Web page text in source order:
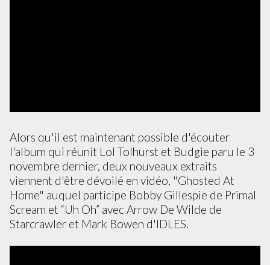
Alors qu'il est maintenant possible d'écouter
l'album qui réunit Lol Tolhurst et Budgie paru le 3
novembre dernier, deux nouveaux extraits
viennent d'être dévoilé en vidéo, "Ghosted At
Home" auquel participe Bobby Gillespie de Primal
Scream et “Uh Oh” avec Arrow De Wilde de
Starcrawler et Mark Bowen d'IDLES.